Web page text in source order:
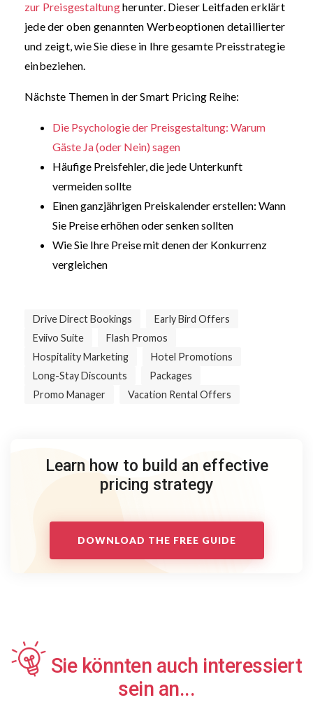
zur Preisgestaltungherunter. Dieser Leitfaden erklärt
jede der oben genannten Werbeoptionen detaillierter
und zeigt, wie Sie diese in Ihre gesamte Preisstrategie
einbeziehen.
Nächste Themen in der Smart Pricing Reihe:
Die Psychologie der Preisgestaltung: Warum
Gäste Ja (oder Nein) sagen
Häufige Preisfehler, die jede Unterkunft
vermeiden sollte
Einen ganzjährigen Preiskalender erstellen: Wann
Sie Preise erhöhen oder senken sollten
Wie Sie Ihre Preise mit denen der Konkurrenz
vergleichen
Drive Direct Bookings
Early Bird Offers
Eviivo Suite
Flash Promos
Hospitality Marketing
Hotel Promotions
Long-Stay Discounts
Packages
Promo Manager
Vacation Rental Offers
Learn how to build an effective
pricing strategy
DOWNLOAD THE FREE GUIDE
Sie könnten auch interessiert
sein an...